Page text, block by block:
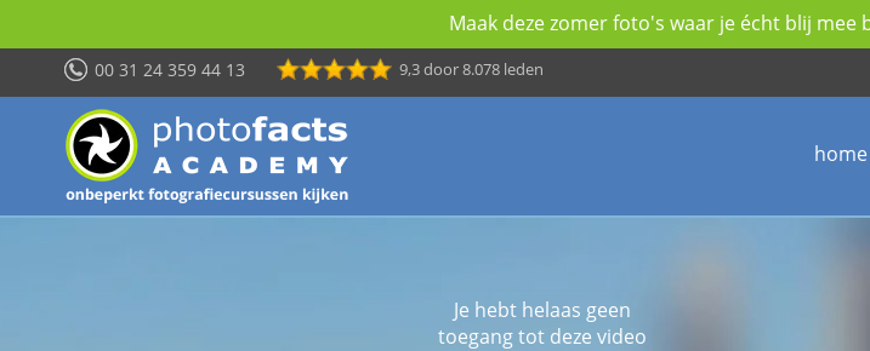
Maak deze zomer foto's waar je écht blij mee
00 31 24 359 44 13 9,3door 8.078 leden
home
Je hebt helaas geen
toegang tot deze video